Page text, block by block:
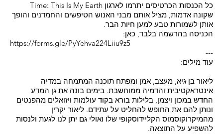
כל הכנסות הכרטיסים יתרמו לארגון Time: This Is My Earth
שקונה אדמות, מציל אותם מבני האנוש הטיפשים והחמדנים והופך
אותן לשמורות טבע למען חיות הבר.
הכניסה בהרשמה בלבד, כאן:
https://forms.gle/PyYehva224Liiu9z5
---
עוד מילים:
ליאור בן גיא, מעצב, אמן ומפתח תוכנה המתמחה במדיה
אינטראקטיבית והדמיה ממוחשבת. בימים בונה את גן המדע
החדש במכון ויצמן, בלילות בורא בקוד עולמות ויזואלים מהפנטים
ונותן להם את החופש להחליט על עתידם. ליאור יקרין
מהמיקרוקוסמוס הקליידוסקופי שלו ואולי גם יתן לנו לגעת ולנסות
להשפיע על התוצאה.